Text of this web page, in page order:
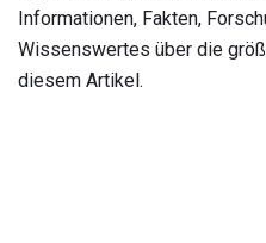
Informationen, Fakten,
Wissenswertes über die
diesem Artikel.